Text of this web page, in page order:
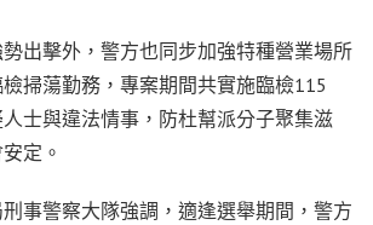
出擊外，警方也同步加強特種營業場所
掃蕩勤務，專案期間共實施臨檢115
士與違法情事，防杜幫派分子聚集滋
定。
事警察大隊強調，適逢選舉期間，警方